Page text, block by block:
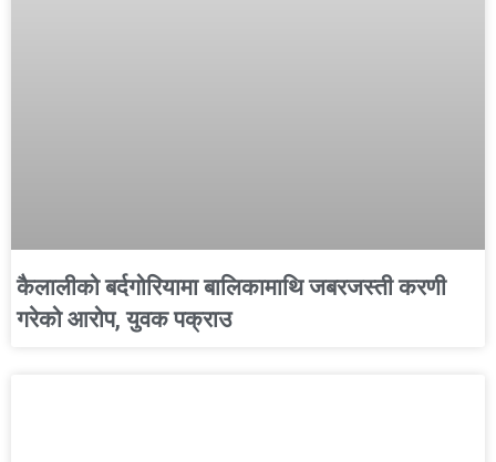
कैलालीको बर्दगोरियामा बालिकामाथि जबरजस्ती करणी
गरेको आरोप, युवक पक्राउ